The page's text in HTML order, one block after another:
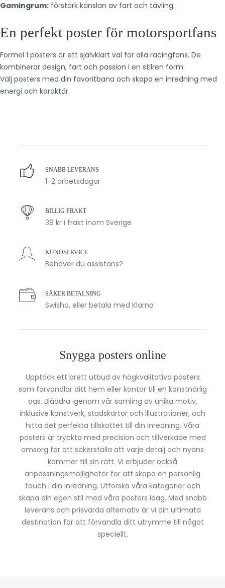
Gamingrum: förstärk känslan av fart och tävling.
En perfekt poster för motorsportfans
Formel 1 posters är ett självklart val för alla racingfans. De
kombinerar design, fart och passion i en stilren form.
Välj posters med din favoritbana och skapa en inredning med
energi och karaktär.
SNABB LEVERANS
1-2 arbetsdagar
BILLIG FRAKT
39 kr i frakt inom Sverige
KUNDSERVICE
Behöver du assistans?
SÄKER BETALNING
Swisha, eller betala med Klarna
Snygga posters online
Upptäck ett brett utbud av högkvalitativa posters
som förvandlar ditt hem eller kontor till en konstnärlig
oas. Bläddra igenom vår samling av unika motiv,
inklusive konstverk, stadskartor och illustrationer, och
hitta det perfekta tillskottet till din inredning. Våra
posters är tryckta med precision och tillverkade med
omsorg för att säkerställa att varje detalj och nyans
kommer till sin rätt. Vi erbjuder också
anpassningsmöjligheter för att skapa en personlig
touch i din inredning. Utforska våra kategorier och
skapa din egen stil med våra posters idag. Med snabb
leverans och prisvärda alternativ är vi din ultimata
destination för att förvandla ditt utrymme till något
speciellt.